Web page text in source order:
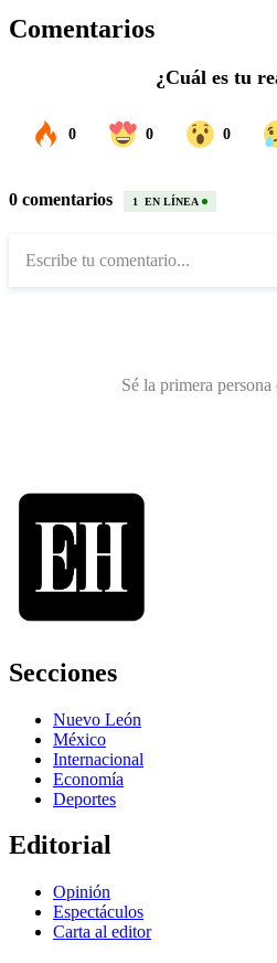
Comentarios
Secciones
Nuevo León
México
Internacional
Economía
Deportes
Editorial
Opinión
Espectáculos
Carta al editor